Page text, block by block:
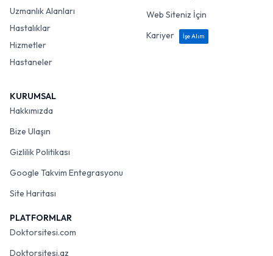
Uzmanlık Alanları
Hastalıklar
Hizmetler
Hastaneler
Web Siteniz İçin
Kariyer
İşe Alım
KURUMSAL
Hakkımızda
Bize Ulaşın
Gizlilik Politikası
Google Takvim Entegrasyonu
Site Haritası
PLATFORMLAR
Doktorsitesi.com
Doktorsitesi.az